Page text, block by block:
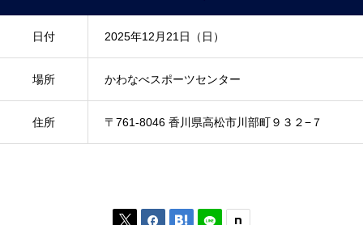
日付 2025年12月21日（日）
場所 かわなべスポーツセンター
住所 〒761-8046 香川県高松市川部町９３２−７
  